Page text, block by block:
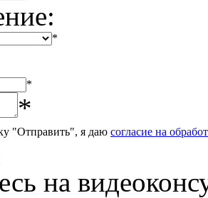
*
*
*
"Отправить", я даю согласие на
на